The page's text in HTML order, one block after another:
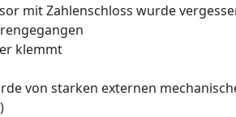
mit Zahlenschloss wurde
klemmt
von starken externen